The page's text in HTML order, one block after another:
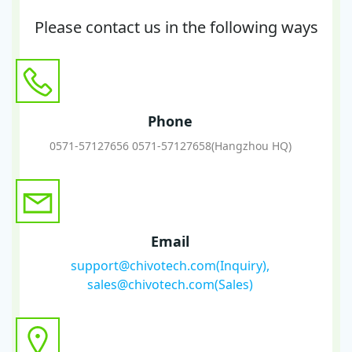
Please contact us in the following ways
Phone
0571-57127656 0571-57127658(Hangzhou HQ)
Email
support@chivotech.com(Inquiry),
sales@chivotech.com(Sales)